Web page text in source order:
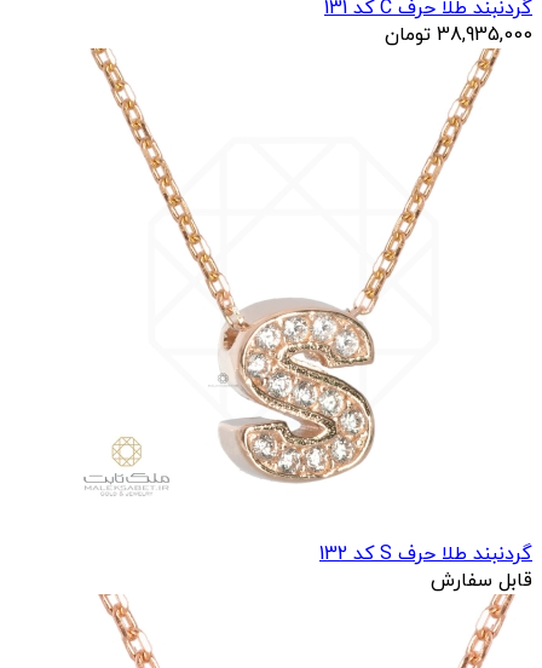
گردنبند طلا حرف C کد 131
38,935,000 تومان
گردنبند طلا حرف S کد 132
قابل سفارش